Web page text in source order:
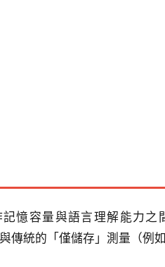
憶容量與語言理解能力之
統的「僅儲存」測量（例